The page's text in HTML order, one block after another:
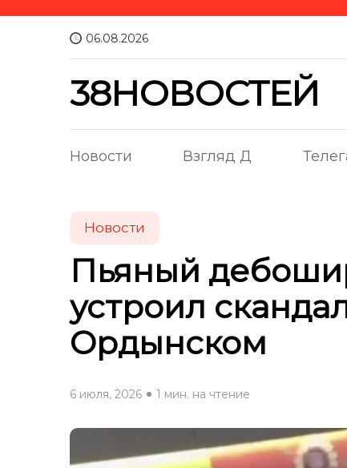
06.08.2026
38НОВОСТЕЙ
Новости Взгляд Д
Новости
Пьяный
устроил
Ордынском
6 июля, 2026 1 мин. на чтение